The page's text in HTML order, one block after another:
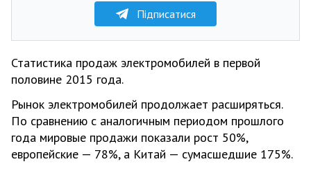
Підписатися
Статистика продаж электромобилей в первой
половине 2015 года.
Рынок электромобилей продолжает расширяться.
По сравнению с аналогичным периодом прошлого
года мировые продажи показали рост 50%,
европейские — 78%, а Китай — сумасшедшие 175%.